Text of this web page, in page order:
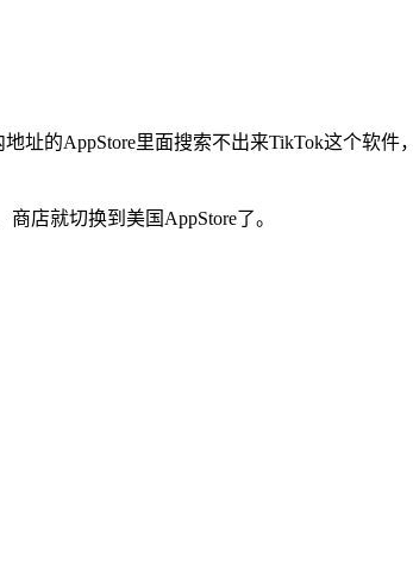
址的AppStore里面搜索不出来TikTok这个软
店就切换到美国AppStore了。